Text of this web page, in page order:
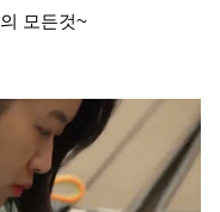
모든것~